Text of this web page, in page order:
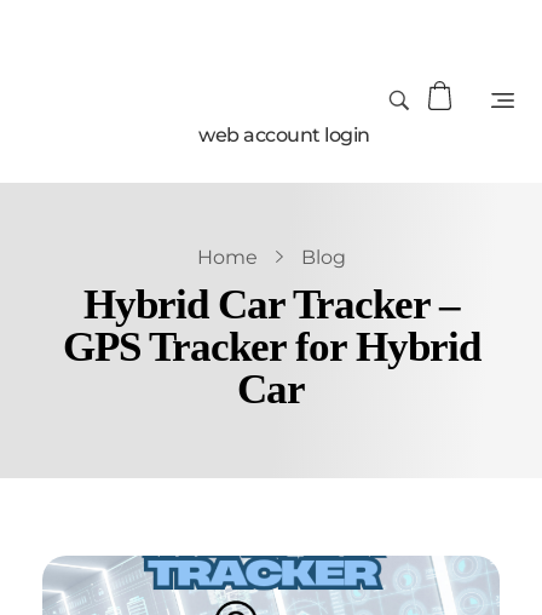
web account login
Home Blog
Hybrid Car Tracker –
GPS Tracker for Hybrid
Car